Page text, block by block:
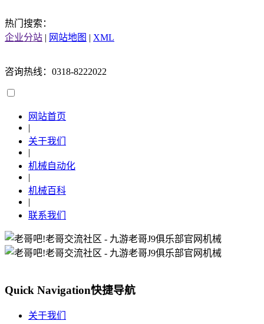
热门搜索：
企业分站 | 网站地图 | XML
咨询热线：0318-8222022
网站首页
|
关于我们
|
机械自动化
|
机械百科
|
联系我们
Quick Navigation快捷导航
关于我们